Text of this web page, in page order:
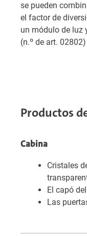
se pueden
el factor de
un módulo de luz
(n.º de art. 02802)
Productos
Cabina
Cristales
El capó
Las